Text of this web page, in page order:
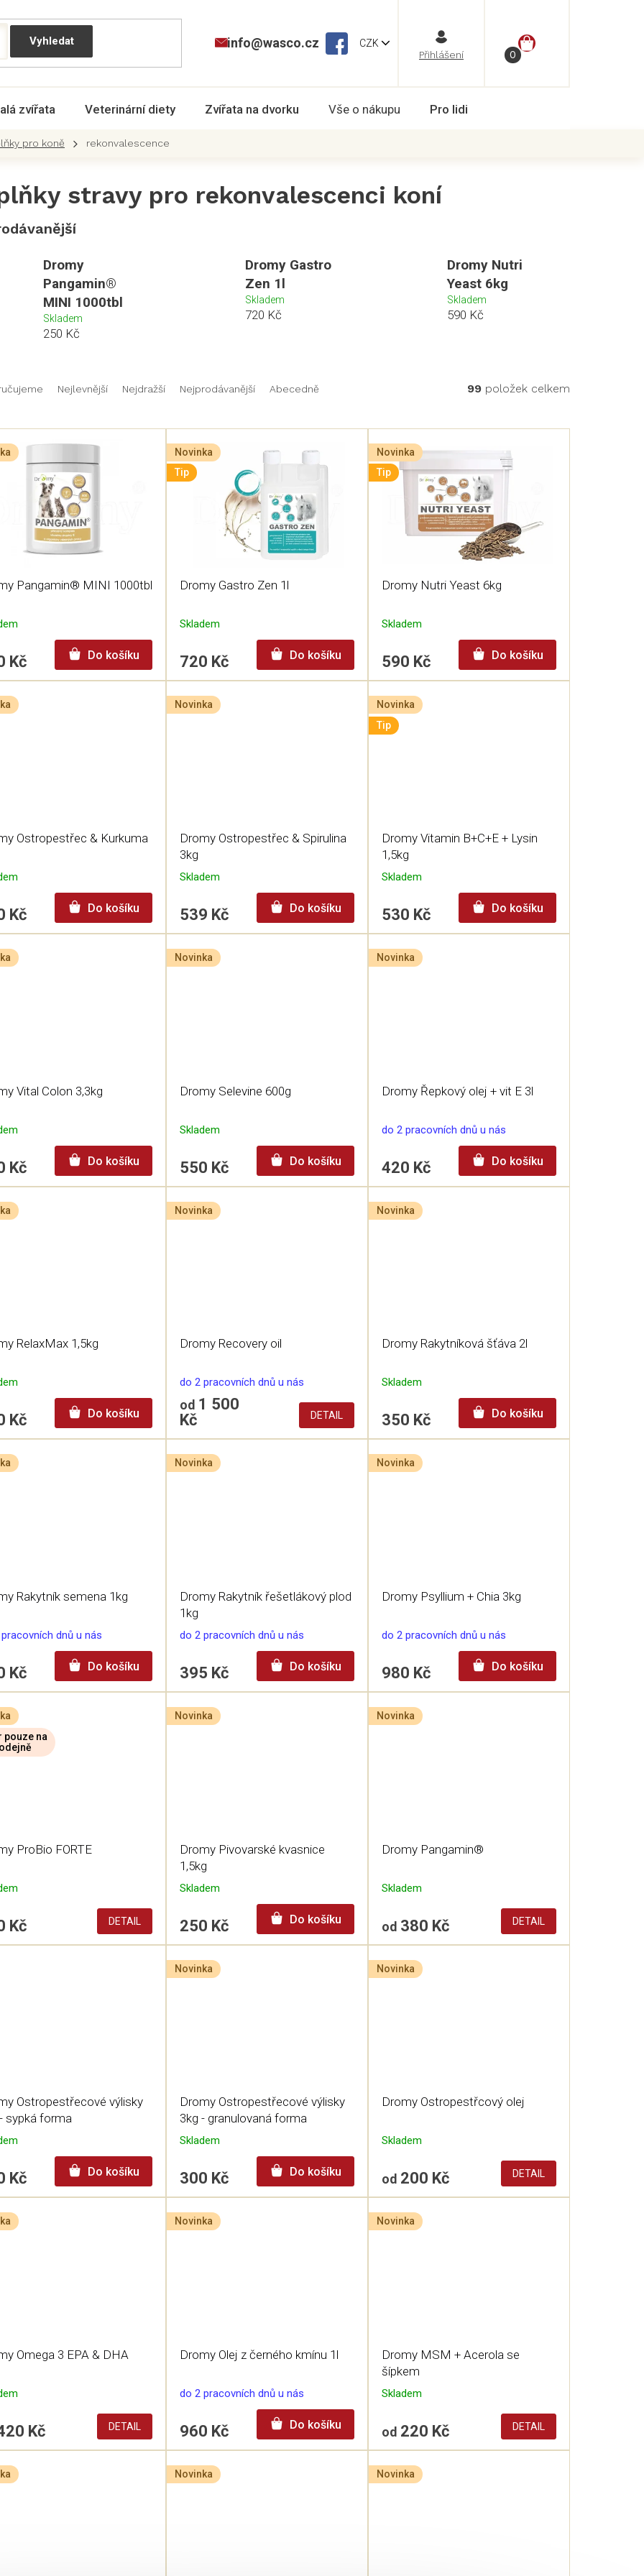
CZK
NÁKUPNÍ
info@wasco.cz
zvířata Veterinární diety Zvířata na dvorku Vše o nákupu Pro lidi
pro koně rekonvalescence
stravy pro rekonvalescenci koní
Dromy
Pangamin®
MINI 1000tbl
Skladem
250 Kč
Dromy Gastro
Zen 1l
Skladem
720 Kč
Dromy Nutri
Yeast 6kg
Skladem
590 Kč
Nejlevnější Nejdražší Nejprodávanější Abecedně 99 položek celkem
Pangamin® MINI 1000tbl
Kč Do košíku
Novinka
Tip
Dromy Gastro Zen 1l
Skladem
720 Kč Do košíku
Novinka
Tip
Dromy Nutri Yeast 6kg
Skladem
590 Kč Do košíku
Ostropestřec & Kurkuma
Kč Do košíku
Novinka
Dromy Ostropestřec & Spirulina
3kg
Skladem
539 Kč Do košíku
Novinka
Tip
Dromy Vitamin B+C+E + Lysin
1,5kg
Skladem
530 Kč Do košíku
Vital Colon 3,3kg
Kč Do košíku
Novinka
Dromy Selevine 600g
Skladem
550 Kč Do košíku
Novinka
Dromy Řepkový olej + vit E 3l
do 2 pracovních dnů u nás
420 Kč Do košíku
RelaxMax 1,5kg
Kč Do košíku
Novinka
Dromy Recovery oil
do 2 pracovních dnů u nás
od1 500
Kč
DETAIL
Novinka
Dromy Rakytníková šťáva 2l
Skladem
350 Kč Do košíku
Rakytník semena 1kg
dnů u nás
Kč Do košíku
Novinka
Dromy Rakytník řešetlákový plod
1kg
do 2 pracovních dnů u nás
395 Kč Do košíku
Novinka
Dromy Psyllium + Chia 3kg
do 2 pracovních dnů u nás
980 Kč Do košíku
pouze na
ProBio FORTE
Kč DETAIL
Novinka
Dromy Pivovarské kvasnice
1,5kg
Skladem
250 Kč Do košíku
Novinka
Dromy Pangamin®
Skladem
od380 Kč DETAIL
Ostropestřecové výlisky
sypká forma
Kč Do košíku
Novinka
Dromy Ostropestřecové výlisky
3kg - granulovaná forma
Skladem
300 Kč Do košíku
Novinka
Dromy Ostropestřcový olej
Skladem
od200 Kč DETAIL
Omega 3 EPA & DHA
Kč DETAIL
Novinka
Dromy Olej z černého kmínu 1l
do 2 pracovních dnů u nás
960 Kč Do košíku
Novinka
Dromy MSM + Acerola se
šípkem
Skladem
od220 Kč DETAIL
Novinka Novinka